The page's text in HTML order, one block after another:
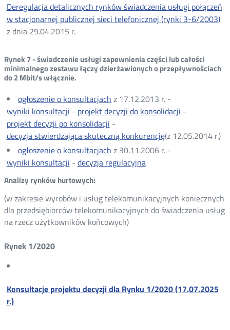
Deregulacja detalicznych rynków świadczenia usługi połączeń
w stacjonarnej publicznej sieci telefonicznej (rynki 3-6/2003)
z dnia 29.04.2015 r.
Rynek 7 - świadczenie usługi zapewnienia części lub całości
minimalnego zestawu łączy dzierżawionych o przepływnościach
do 2 Mbit/s włącznie.
ogłoszenie o konsultacjach z 17.12.2013 r. -
wyniki konsultacji - projekt decyzji do konsolidacji -
projekt decyzji po konsolidacji -
decyzja stwierdzająca skuteczną konkurencję(z 12.05.2014 r.)
ogłoszenie o konsultacjach z 30.11.2006 r. -
wyniki konsultacji - decyzja regulacyjna
Analizy rynków hurtowych:
(w zakresie wyrobów i usług telekomunikacyjnych koniecznych
dla przedsiębiorców telekomunikacyjnych do świadczenia usług
na rzecz użytkowników końcowych)
Rynek 1/2020
​Konsultacje projektu decyzji dla Rynku 1/2020 (17.07.2025
r.)